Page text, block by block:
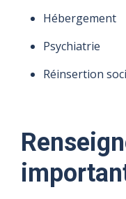
Hébergement
Psychiatrie
Réinsertion